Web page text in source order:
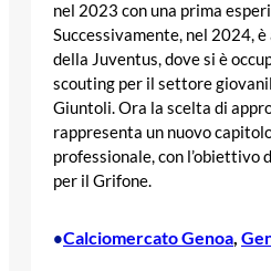
nel 2023 con una prima
Successivamente, nel 2024,
della Juventus, dove si è
scouting per il settore
Giuntoli. Ora la scelta di
rappresenta un nuovo
professionale, con l’obiettivo
per il Grifone.
•Calciomercato Genoa,